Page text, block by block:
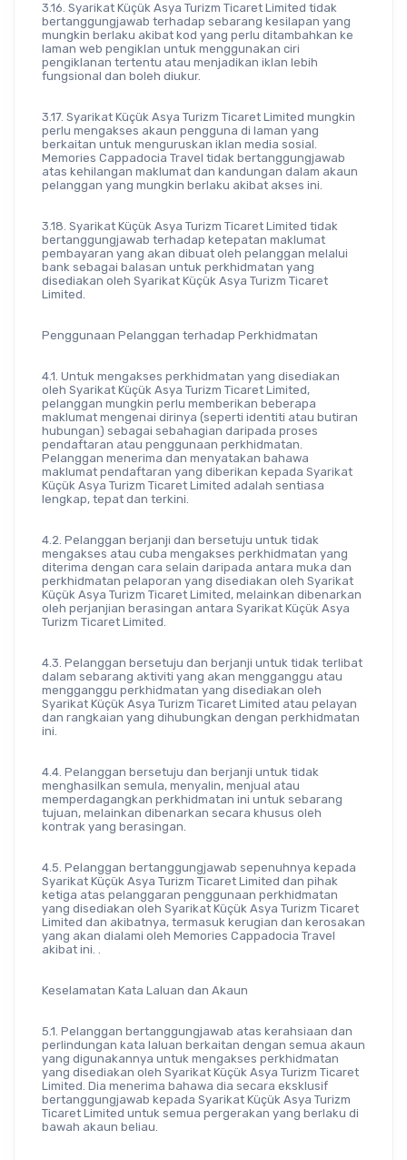
3.16. Syarikat Küçük Asya Turizm Ticaret Limited tidak
bertanggungjawab terhadap sebarang kesilapan yang
mungkin berlaku akibat kod yang perlu ditambahkan ke
laman web pengiklan untuk menggunakan ciri
pengiklanan tertentu atau menjadikan iklan lebih
fungsional dan boleh diukur.
3.17. Syarikat Küçük Asya Turizm Ticaret Limited mungkin
perlu mengakses akaun pengguna di laman yang
berkaitan untuk menguruskan iklan media sosial.
Memories Cappadocia Travel tidak bertanggungjawab
atas kehilangan maklumat dan kandungan dalam akaun
pelanggan yang mungkin berlaku akibat akses ini.
3.18. Syarikat Küçük Asya Turizm Ticaret Limited tidak
bertanggungjawab terhadap ketepatan maklumat
pembayaran yang akan dibuat oleh pelanggan melalui
bank sebagai balasan untuk perkhidmatan yang
disediakan oleh Syarikat Küçük Asya Turizm Ticaret
Limited.
Penggunaan Pelanggan terhadap Perkhidmatan
4.1. Untuk mengakses perkhidmatan yang disediakan
oleh Syarikat Küçük Asya Turizm Ticaret Limited,
pelanggan mungkin perlu memberikan beberapa
maklumat mengenai dirinya (seperti identiti atau butiran
hubungan) sebagai sebahagian daripada proses
pendaftaran atau penggunaan perkhidmatan.
Pelanggan menerima dan menyatakan bahawa
maklumat pendaftaran yang diberikan kepada Syarikat
Küçük Asya Turizm Ticaret Limited adalah sentiasa
lengkap, tepat dan terkini.
4.2. Pelanggan berjanji dan bersetuju untuk tidak
mengakses atau cuba mengakses perkhidmatan yang
diterima dengan cara selain daripada antara muka dan
perkhidmatan pelaporan yang disediakan oleh Syarikat
Küçük Asya Turizm Ticaret Limited, melainkan dibenarkan
oleh perjanjian berasingan antara Syarikat Küçük Asya
Turizm Ticaret Limited.
4.3. Pelanggan bersetuju dan berjanji untuk tidak terlibat
dalam sebarang aktiviti yang akan mengganggu atau
mengganggu perkhidmatan yang disediakan oleh
Syarikat Küçük Asya Turizm Ticaret Limited atau pelayan
dan rangkaian yang dihubungkan dengan perkhidmatan
ini.
4.4. Pelanggan bersetuju dan berjanji untuk tidak
menghasilkan semula, menyalin, menjual atau
memperdagangkan perkhidmatan ini untuk sebarang
tujuan, melainkan dibenarkan secara khusus oleh
kontrak yang berasingan.
4.5. Pelanggan bertanggungjawab sepenuhnya kepada
Syarikat Küçük Asya Turizm Ticaret Limited dan pihak
ketiga atas pelanggaran penggunaan perkhidmatan
yang disediakan oleh Syarikat Küçük Asya Turizm Ticaret
Limited dan akibatnya, termasuk kerugian dan kerosakan
yang akan dialami oleh Memories Cappadocia Travel
akibat ini. .
Keselamatan Kata Laluan dan Akaun
5.1. Pelanggan bertanggungjawab atas kerahsiaan dan
perlindungan kata laluan berkaitan dengan semua akaun
yang digunakannya untuk mengakses perkhidmatan
yang disediakan oleh Syarikat Küçük Asya Turizm Ticaret
Limited. Dia menerima bahawa dia secara eksklusif
bertanggungjawab kepada Syarikat Küçük Asya Turizm
Ticaret Limited untuk semua pergerakan yang berlaku di
bawah akaun beliau.